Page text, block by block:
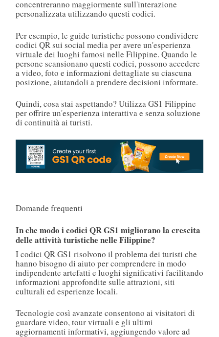
concentreranno maggiormente sull'interazione
personalizzata utilizzando questi codici.
Per esempio, le guide turistiche possono condividere
codici QR sui social media per avere un'esperienza
virtuale dei luoghi famosi nelle Filippine. Quando le
persone scansionano questi codici, possono accedere
a video, foto e informazioni dettagliate su ciascuna
posizione, aiutandoli a prendere decisioni informate.
Quindi, cosa stai aspettando? Utilizza GS1 Filippine
per offrire un'esperienza interattiva e senza soluzione
di continuità ai turisti.
Domande frequenti
In che modo i codici QR GS1 migliorano la crescita
delle attività turistiche nelle Filippine?
I codici QR GS1 risolvono il problema dei turisti che
hanno bisogno di aiuto per comprendere in modo
indipendente artefatti e luoghi significativi facilitando
informazioni approfondite sulle attrazioni, siti
culturali ed esperienze locali.
Tecnologie così avanzate consentono ai visitatori di
guardare video, tour virtuali e gli ultimi
aggiornamenti informativi, aggiungendo valore ad